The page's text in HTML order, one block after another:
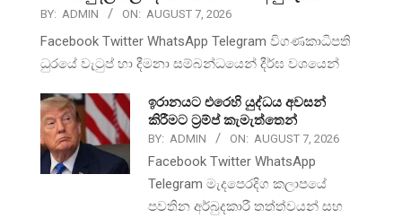
BY: ADMIN ON: AUGUST 7, 2026
Facebook Twitter WhatsApp Telegram විගණකාධිපති
ධුරයේ වැටුප් හා දීමනා සම්බන්ධයෙන් දීර්ඝ වශයෙන්
ඉරානයට එරෙහි යුද්ධය අවසන්
කිරීමට ට්‍රම්ප් කැමැත්තෙන්
BY: ADMIN ON: AUGUST 7, 2026
Facebook Twitter WhatsApp
Telegram මැදපෙරදිග කලාපයේ
පවතින අර්බුදකාරී තත්ත්වයන් සහ